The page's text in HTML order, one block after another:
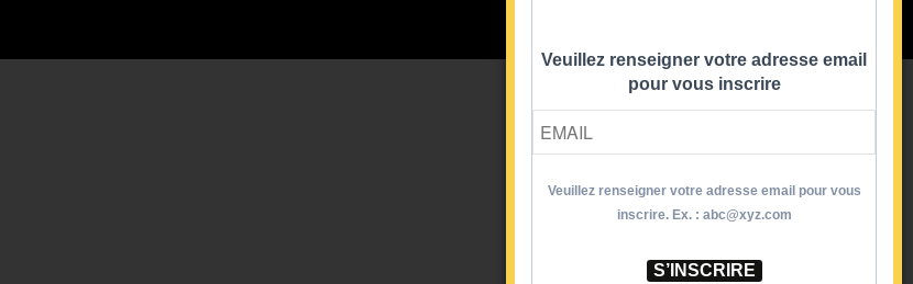
Veuillez renseigner votre adresse email
pour vous inscrire
Veuillez renseigner votre adresse email pour vous
inscrire. Ex. : abc@xyz.com
S’INSCRIRE